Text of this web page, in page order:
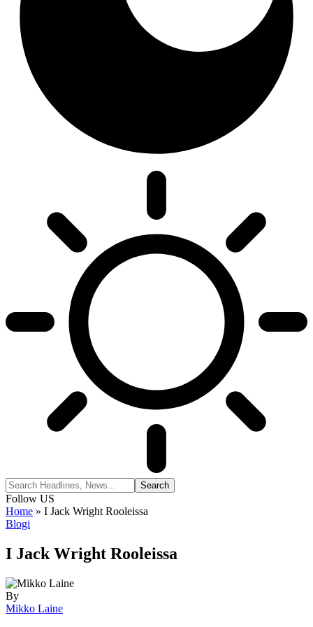
Follow US
Home » I Jack Wright Rooleissa
Blogi
I Jack Wright Rooleissa
By
Mikko Laine